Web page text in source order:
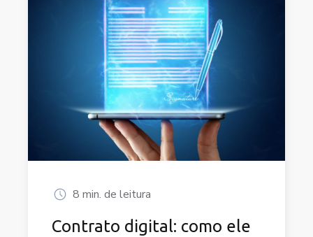
8 min. de leitura
Contrato digital: como ele